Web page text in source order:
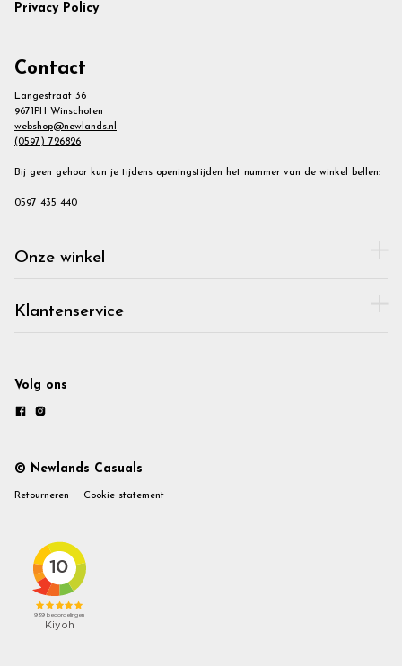
Privacy Policy
Contact
Langestraat 36
9671PH Winschoten
webshop@newlands.nl
(0597) 726826
Bij geen gehoor kun je tijdens openingstijden het nummer van de winkel bellen:
0597 435 440
Onze winkel
Klantenservice
Volg ons
© Newlands Casuals
Retourneren Cookie statement